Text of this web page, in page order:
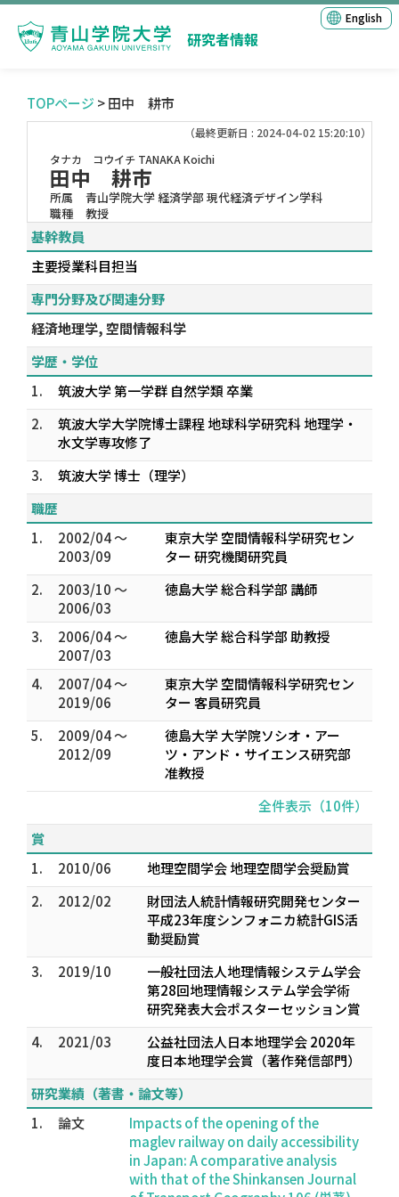
研究者情報
English
TOPページ > 田中 耕市
（最終更新日 : 2024-04-02 15:20:10）
タナカ コウイチ TANAKA Koichi
田中 耕市
所属
青山学院大学 経済学部 現代経済デザイン学科
職種
教授
基幹教員
主要授業科目担当
専門分野及び関連分野
経済地理学, 空間情報科学
学歴・学位
1.
筑波大学 第一学群 自然学類 卒業
2.
筑波大学大学院博士課程 地球科学研究科 地理学・
水文学専攻修了
3.
筑波大学 博士（理学）
職歴
1.
2002/04 ～
2003/09
東京大学 空間情報科学研究セン
ター 研究機関研究員
2.
2003/10 ～
2006/03
徳島大学 総合科学部 講師
3.
2006/04 ～
2007/03
徳島大学 総合科学部 助教授
4.
2007/04 ～
2019/06
東京大学 空間情報科学研究セン
ター 客員研究員
5.
2009/04 ～
2012/09
徳島大学 大学院ソシオ・アー
ツ・アンド・サイエンス研究部
准教授
全件表示（10件）
賞
1.
2010/06
地理空間学会 地理空間学会奨励賞
2.
2012/02
財団法人統計情報研究開発センター
平成23年度シンフォニカ統計GIS活
動奨励賞
3.
2019/10
一般社団法人地理情報システム学会
第28回地理情報システム学会学術
研究発表大会ポスターセッション賞
4.
2021/03
公益社団法人日本地理学会 2020年
度日本地理学会賞（著作発信部門）
研究業績（著書・論文等）
1.
論文
Impacts of the opening of the
maglev railway on daily accessibility
in Japan: A comparative analysis
with that of the Shinkansen Journal